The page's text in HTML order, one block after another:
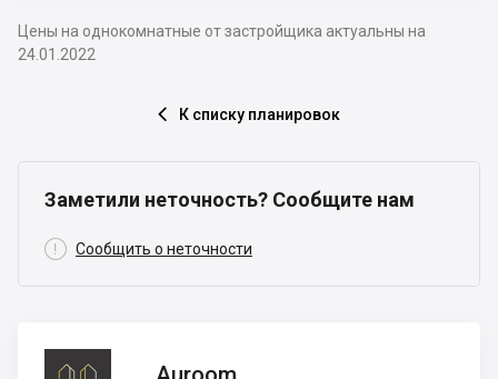
Цены на однокомнатные от застройщика актуальны на
24.01.2022
 К списку планировок
Заметили неточность? Сообщите нам
 Сообщить о неточности
Auroom